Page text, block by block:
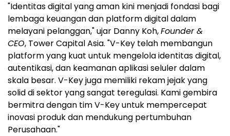
"Identitas digital yang aman kini menjadi fondasi bagi
lembaga keuangan dan platform digital dalam
melayani pelanggan," ujar Danny Koh,Founder &
CEO, Tower Capital Asia. "V-Key telah membangun
platform yang kuat untuk mengelola identitas digital,
autentikasi, dan keamanan aplikasi seluler dalam
skala besar. V-Key juga memiliki rekam jejak yang
solid di sektor yang sangat teregulasi. Kami gembira
bermitra dengan tim V-Key untuk mempercepat
inovasi produk dan mendukung pertumbuhan
Perusahaan."